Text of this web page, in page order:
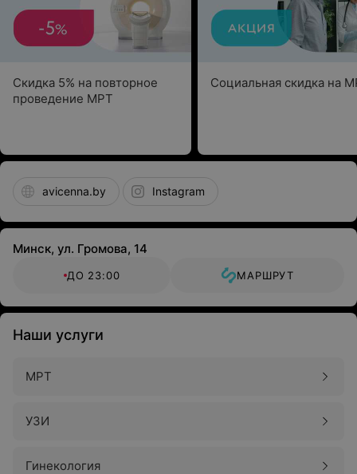
Скидка 5% на повторное
проведение МРТ
Социальная скидка на
avicenna.by Instagram
Минск, ул. Громова, 14
ДО 23:00 МАРШРУТ
Наши услуги
МРТ
УЗИ
Гинекология